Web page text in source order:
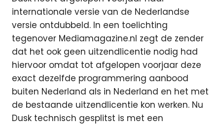
internationale versie van de Nederlandse
versie ontdubbeld. In een toelichting
tegenover Mediamagazine.nl zegt de zender
dat het ook geen uitzendlicentie nodig had
hiervoor omdat tot afgelopen voorjaar deze
exact dezelfde programmering aanbood
buiten Nederland als in Nederland en het met
de bestaande uitzendlicentie kon werken. Nu
Dusk technisch gesplitst is met een